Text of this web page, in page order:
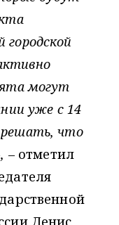
могут
уже с 14
что
– отметил
Денис